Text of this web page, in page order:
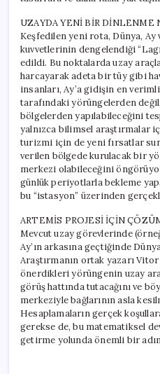
UZAYDA YENİ BİR DİNLENME
Keşfedilen yeni rota, Dünya, Ay
kuvvetlerinin dengelendiği
edildi. Bu noktalarda uzay
harcayarak adeta bir tüy gibi
insanları, Ay’a gidişin en
tarafındaki yörüngelerden değil,
bölgelerden yapılabileceğini
yalnızca bilimsel araştırmalar
turizmi için de yeni fırsatlar
verilen bölgede kurulacak bir
merkezi olabileceğini
günlük periyotlarla bekleme
bu “istasyon” üzerinden
ARTEMİS PROJESİ İÇİN
Mevcut uzay görevlerinde
Ay’ın arkasına geçtiğinde
Araştırmanın ortak yazarı
önerdikleri yörüngenin uzay
görüş hattında tutacağını ve
merkeziyle bağlarının asla
Hesaplamaların gerçek
gerekse de, bu matematiksel
getirme yolunda önemli bir